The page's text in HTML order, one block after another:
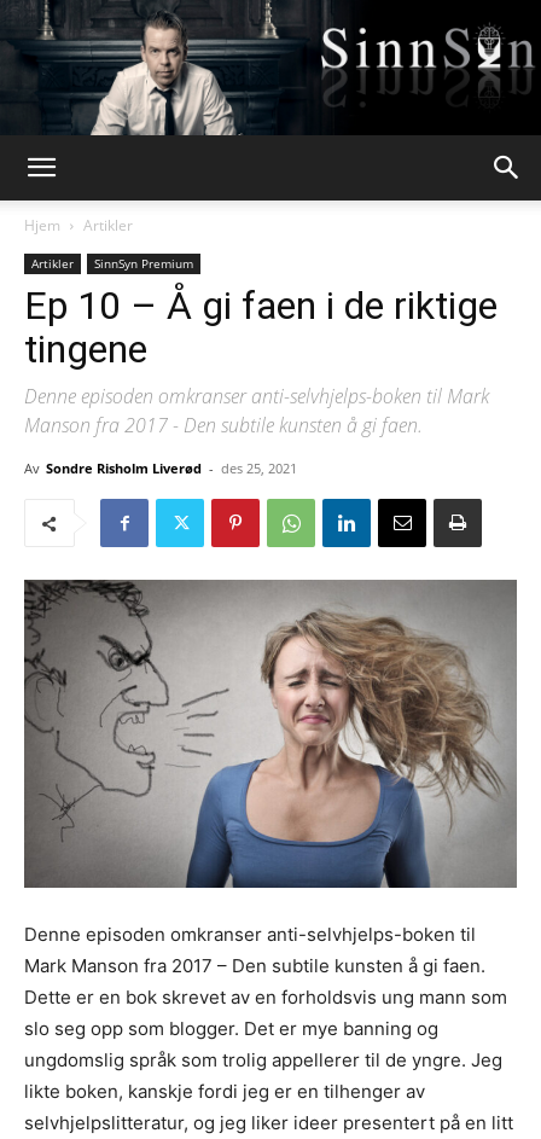
Hjem
Artikler
Artikler SinnSyn Premium
Ep 10 – Å gi faen i de riktige
tingene
Denne episoden omkranser anti-selvhjelps-boken til Mark
Manson fra 2017 - Den subtile kunsten å gi faen.
Av Sondre Risholm Liverød - des 25, 2021
Denne episoden omkranser anti-selvhjelps-boken til
Mark Manson fra 2017 – Den subtile kunsten å gi faen.
Dette er en bok skrevet av en forholdsvis ung mann som
slo seg opp som blogger. Det er mye banning og
ungdomslig språk som trolig appellerer til de yngre. Jeg
likte boken, kanskje fordi jeg er en tilhenger av
selvhjelpslitteratur, og jeg liker ideer presentert på en litt